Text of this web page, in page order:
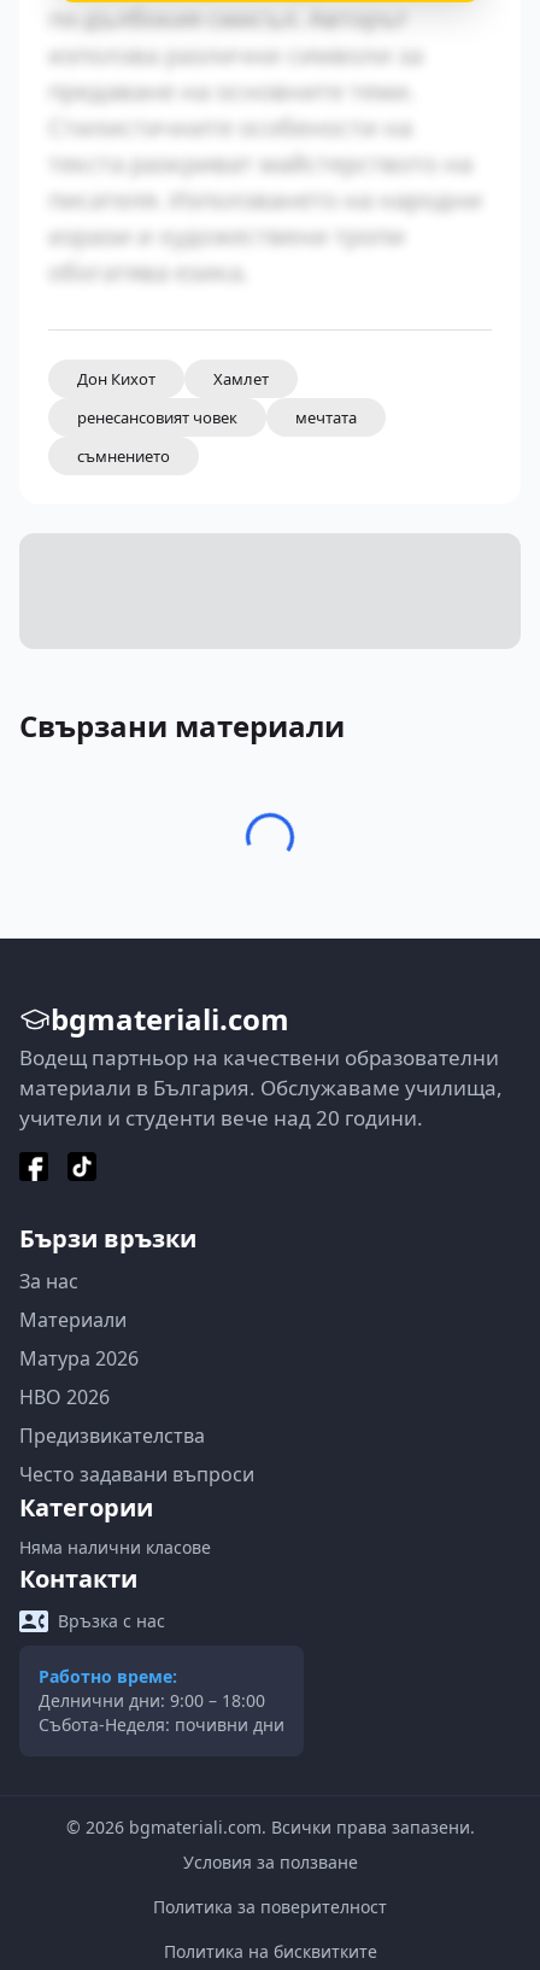
използва различни символи за
предаване на основните теми.
Стилистичните особености на
текста разкриват майстерството на
писателя. Използването на народни
изрази и художествени тропи
обогатява езика.
Дон Кихот
Хамлет
ренесансовият човек
мечтата
съмнението
Свързани материали
bgmateriali.com
Водещ партньор на качествени образователни
материали в България. Обслужаваме училища,
учители и студенти вече над 20 години.
Бързи връзки
За нас
Материали
Матура 2026
НВО 2026
Предизвикателства
Често задавани въпроси
Категории
Няма налични класове
Контакти
Връзка с нас
Работно време:
Делнични дни: 9:00 – 18:00
Събота-Неделя: почивни дни
© 2026bgmateriali.com. Всички права запазени.
Условия за ползване
Политика за поверителност
Политика на бисквитките